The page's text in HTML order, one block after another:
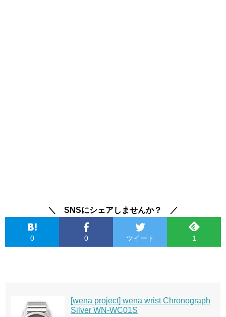
＼ SNSにシェアしませんか？ ／
0 0 ツイート 1
[wena project] wena wrist Chronograph
Silver WN-WC01S